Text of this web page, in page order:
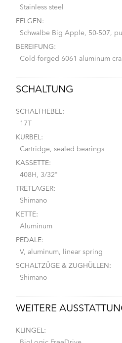
Stainless steel
FELGEN:
Schwalbe Big Apple, 50-507,
BEREIFUNG:
Cold-forged 6061 aluminum
SCHALTUNG
SCHALTHEBEL:
17T
KURBEL:
Cartridge, sealed bearings
KASSETTE:
408H, 3/32"
TRETLAGER:
Shimano
KETTE:
Aluminum
PEDALE:
V, aluminum, linear spring
SCHALTZÜGE & ZUGHÜLLEN:
Shimano
WEITERE
KLINGEL: